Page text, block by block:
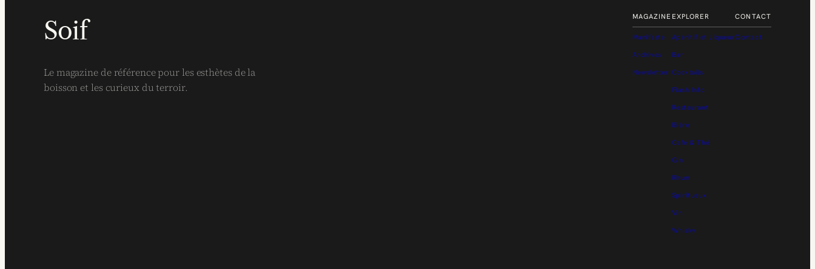
Soif
Le magazine de référence pour les esthètes de la
boisson et les curieux du terroir.
MAGAZINE
Manifeste
Archives
Newsletter
EXPLORER
Apéritif et Liqueur
Bar
Cocktails
Flash Info
Restaurant
Bière
Café & Thé
Gin
Rhum
Spiritueux
Vin
Whisky
CONTACT
Contact